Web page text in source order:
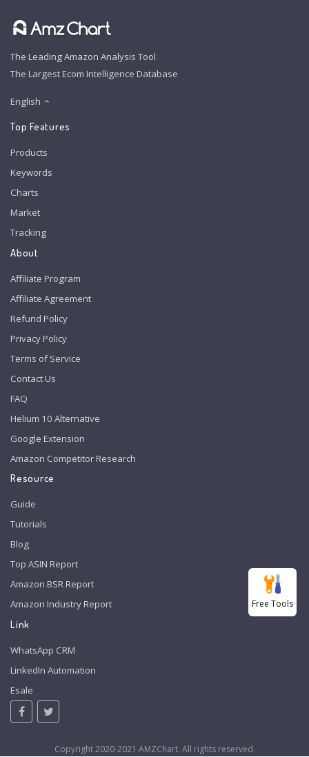
The Leading Amazon Analysis Tool
The Largest Ecom Intelligence Database
English
Top Features
Products
Keywords
Charts
Market
Tracking
About
Affiliate Program
Affiliate Agreement
Refund Policy
Privacy Policy
Terms of Service
Contact Us
FAQ
Helium 10 Alternative
Google Extension
Amazon Competitor Research
Resource
Guide
Tutorials
Blog
Top ASIN Report
Amazon BSR Report
Amazon Industry Report
Link
WhatsApp CRM
LinkedIn Automation
Esale
Copyright 2020-2021 AMZChart. All rights reserved.
Free Tools